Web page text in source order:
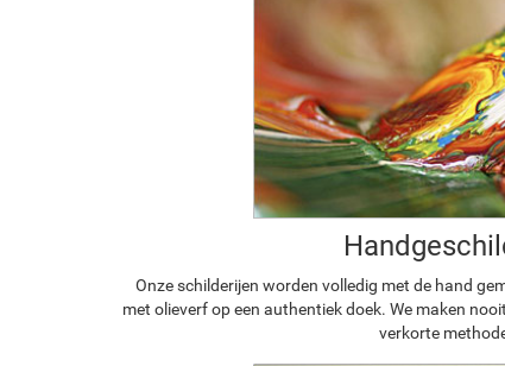
Onze schilderijen worden volledig met de hand
met olieverf op een authentiek doek. We maken
verkorte